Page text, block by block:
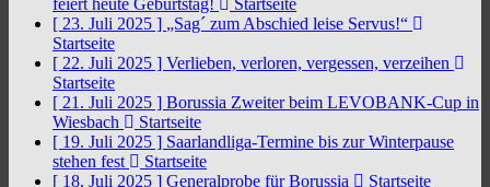
feiert heute Geburtstag!
Startseite
[ 23. Juli 2025 ] „Sag´ zum Abschied leise Servus!“
Startseite
[ 22. Juli 2025 ] Verlieben, verloren, vergessen, verzeihen
Startseite
[ 21. Juli 2025 ] Borussia Zweiter beim LEVOBANK-Cup in
Wiesbach
Startseite
[ 19. Juli 2025 ] Saarlandliga-Termine bis zur Winterpause
stehen fest
Startseite
[ 18. Juli 2025 ] Generalprobe für Borussia
Startseite